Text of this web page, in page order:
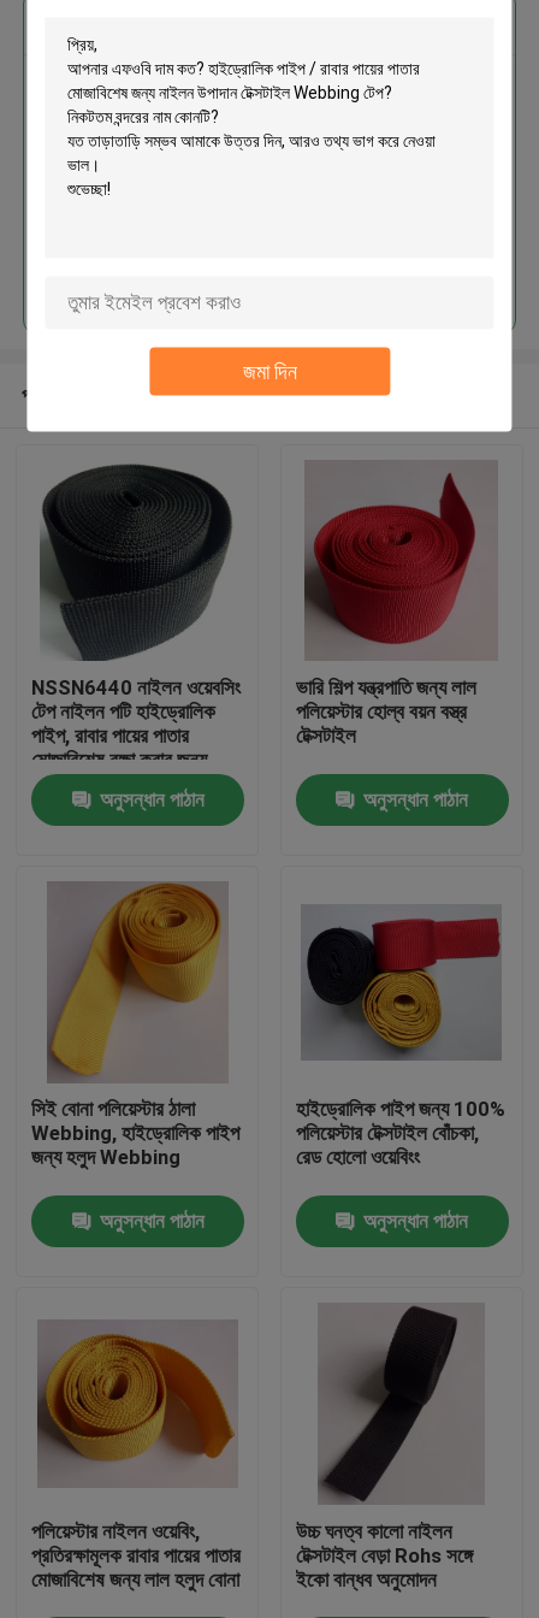
জমা দিন
পণ্য
আমাদের সম্পর্কে
কারখানা ভ্রমণ
মান নিয়ন্ত্রণ
উদ্ধৃতির জন্য আবেদন
নমনীয় পিভিসি টিউবিং
তাপ সঙ্কুচিত নল
হাইড্রোলিক পাইপ / রাবার পায়ের পাতার
মোজাবিশেষ জন্য নাইলন উপাদান টেক্সটাইল
Webbing টেপ
প্রস্তাবিত পণ্য
NSSN6440 নাইলন ওয়েবসিং
টেপ নাইলন পটি হাইড্রোলিক
পাইপ, রাবার পায়ের পাতার
মোজাবিশেষ রক্ষা করার জন্য
অনুসন্ধান পাঠান
ভারি শিল্প যন্ত্রপাতি জন্য লাল
পলিয়েস্টার হোল্ব বয়ন বস্ত্র
টেক্সটাইল
অনুসন্ধান পাঠান
সিই বোনা পলিয়েস্টার ঠালা
Webbing, হাইড্রোলিক পাইপ
জন্য হলুদ Webbing
অনুসন্ধান পাঠান
হাইড্রোলিক পাইপ জন্য 100%
পলিয়েস্টার টেক্সটাইল বোঁচকা,
রেড হোলো ওয়েবিংং
অনুসন্ধান পাঠান
পলিয়েস্টার নাইলন ওয়েবিং,
প্রতিরক্ষামূলক রাবার পায়ের পাতার
মোজাবিশেষ জন্য লাল হলুদ বোনা
উচ্চ ঘনত্ব কালো নাইলন
টেক্সটাইল বেড়া Rohs সঙ্গে
ইকো বান্ধব অনুমোদন